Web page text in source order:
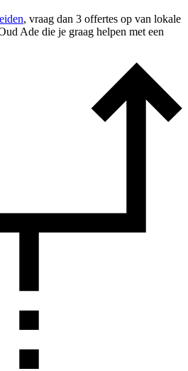
, vraag dan 3 offertes op van lokale
Ade die je graag helpen met een